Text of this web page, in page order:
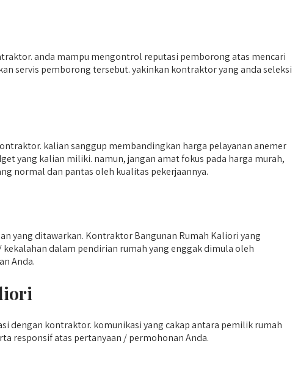
anda mampu mengontrol reputasi pemborong atas mencari
servis pemborong tersebut. yakinkan kontraktor yang anda seleksi
kalian sanggup membandingkan harga pelayanan anemer
yang kalian miliki. namun, jangan amat fokus pada harga murah,
normal dan pantas oleh kualitas pekerjaannya.
yang ditawarkan. Kontraktor Bangunan Rumah Kaliori yang
dalam pendirian rumah yang enggak dimula oleh
Anda.
dengan kontraktor. komunikasi yang cakap antara pemilik rumah
responsif atas pertanyaan / permohonan Anda.